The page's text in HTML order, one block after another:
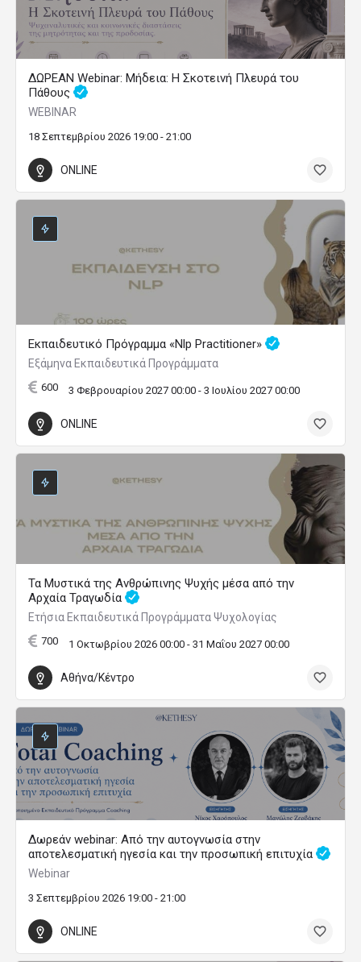
ΔΩΡΕΑΝ Webinar: Μήδεια: Η Σκοτεινή Πλευρά του
Πάθους
WEBINAR
18 Σεπτεμβρίου 2026 19:00 - 21:00
ONLINE
Εκπαιδευτικό Πρόγραμμα «Nlp Practitioner»
Εξάμηνα Εκπαιδευτικά Προγράμματα
600 3 Φεβρουαρίου 2027 00:00 - 3 Ιουλίου 2027 00:00
ONLINE
Τα Μυστικά της Ανθρώπινης Ψυχής μέσα από την
Αρχαία Τραγωδία
Ετήσια Εκπαιδευτικά Προγράμματα Ψυχολογίας
700 1 Οκτωβρίου 2026 00:00 - 31 Μαΐου 2027 00:00
Αθήνα/Κέντρο
Δωρεάν webinar: Από την αυτογνωσία στην
αποτελεσματική ηγεσία και την προσωπική επιτυχία
Webinar
3 Σεπτεμβρίου 2026 19:00 - 21:00
ONLINE